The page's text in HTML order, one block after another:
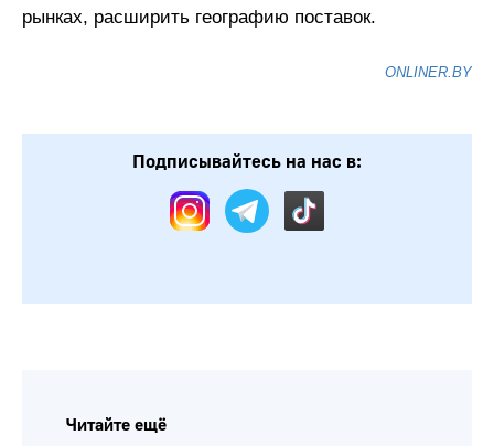
рынках, расширить географию поставок.
ONLINER.BY
Подписывайтесь на нас в: